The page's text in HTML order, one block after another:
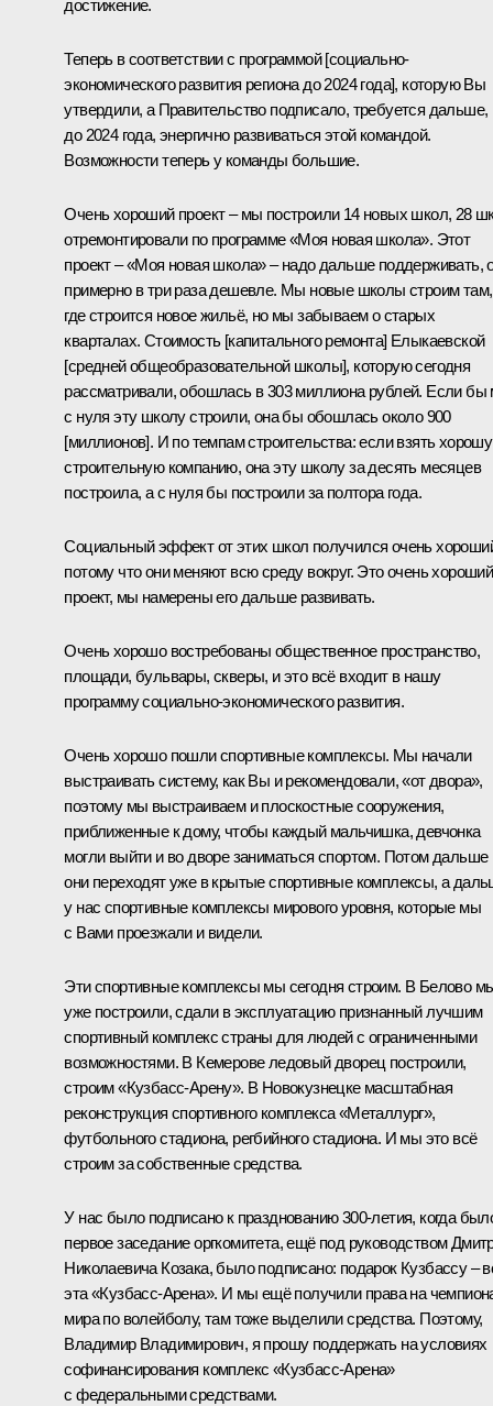
достижение.
Теперь в соответствии с программой [социально-
экономического развития региона до 2024 года], которую Вы
утвердили, а Правительство подписало, требуется дальше,
до 2024 года, энергично развиваться этой командой.
Возможности теперь у команды большие.
Очень хороший проект – мы построили 14 новых школ, 28
отремонтировали по программе «Моя новая школа». Этот
проект – «Моя новая школа» – надо дальше поддерживать,
примерно в три раза дешевле. Мы новые школы строим там,
где строится новое жильё, но мы забываем о старых
кварталах. Стоимость [капитального ремонта] Елыкаевской
[средней общеобразовательной школы], которую сегодня
рассматривали, обошлась в 303 миллиона рублей. Если
с нуля эту школу строили, она бы обошлась около 900
[миллионов]. И по темпам строительства: если взять
строительную компанию, она эту школу за десять месяцев
построила, а с нуля бы построили за полтора года.
Социальный эффект от этих школ получился очень
потому что они меняют всю среду вокруг. Это очень хороший
проект, мы намерены его дальше развивать.
Очень хорошо востребованы общественное пространство,
площади, бульвары, скверы, и это всё входит в нашу
программу социально-экономического развития.
Очень хорошо пошли спортивные комплексы. Мы начали
выстраивать систему, как Вы и рекомендовали, «от двора»,
поэтому мы выстраиваем и плоскостные сооружения,
приближенные к дому, чтобы каждый мальчишка, девчонка
могли выйти и во дворе заниматься спортом. Потом дальше
они переходят уже в крытые спортивные комплексы, а
у нас спортивные комплексы мирового уровня, которые мы
с Вами проезжали и видели.
Эти спортивные комплексы мы сегодня строим. В Белово
уже построили, сдали в эксплуатацию признанный лучшим
спортивный комплекс страны для людей с ограниченными
возможностями. В Кемерове ледовый дворец построили,
строим «Кузбасс-Арену». В Новокузнецке масштабная
реконструкция спортивного комплекса «Металлург»,
футбольного стадиона, регбийного стадиона. И мы это всё
строим за собственные средства.
У нас было подписано к празднованию 300-летия, когда
первое заседание оргкомитета, ещё под руководством
Николаевича Козака, было подписано: подарок Кузбассу –
эта «Кузбасс-Арена». И мы ещё получили права на
мира по волейболу, там тоже выделили средства. Поэтому,
Владимир Владимирович, я прошу поддержать на условиях
софинансирования комплекс «Кузбасс-Арена»
с федеральными средствами.